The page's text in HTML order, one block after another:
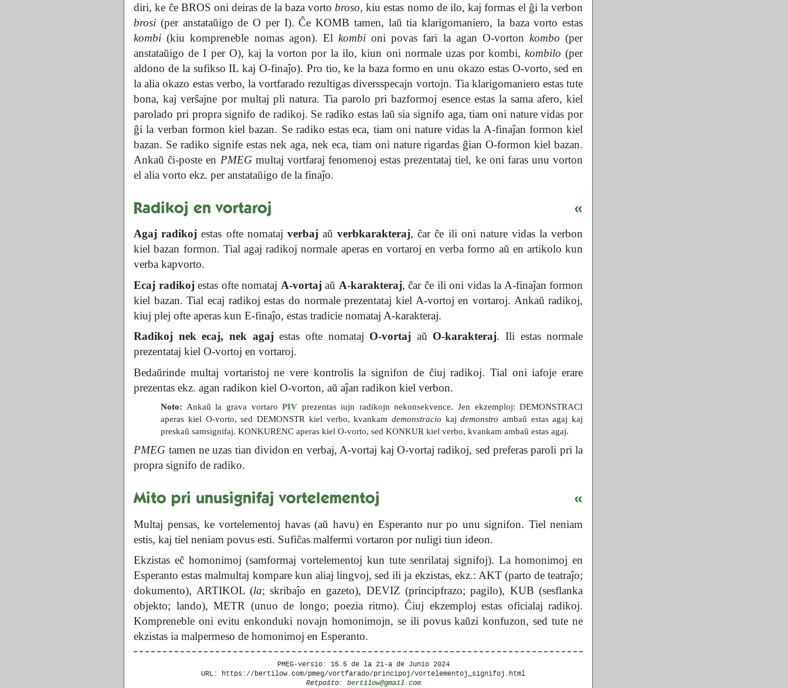
diri, ke ĉe BROS oni deiras de la baza vortobroso, kiu estas nomo de ilo, kaj formas el ĝi la verbon
brosi (per anstataŭigo de O per I). Ĉe KOMB tamen, laŭ tia klarigomaniero, la baza vorto estas
kombi (kiu kompreneble nomas agon). Elkombi oni povas fari la agan O-vortonkombo (per
anstataŭigo de I per O), kaj la vorton por la ilo, kiun oni normale uzas por kombi,kombilo (per
aldono de la sufikso IL kaj O-finaĵo). Pro tio, ke la baza formo en unu okazo estas O-vorto, sed en
la alia okazo estas verbo, la vortfarado rezultigas diversspecajn vortojn. Tia klarigomaniero estas tute
bona, kaj verŝajne por multaj pli natura. Tia parolo pri bazformoj esence estas la sama afero, kiel
parolado pri propra signifo de radikoj. Se radiko estas laŭ sia signifo aga, tiam oni nature vidas por
ĝi la verban formon kiel bazan. Se radiko estas eca, tiam oni nature vidas la A-finaĵan formon kiel
bazan. Se radiko signife estas nek aga, nek eca, tiam oni nature rigardas ĝian O-formon kiel bazan.
Ankaŭ ĉi-poste en PMEGmultaj vortfaraj fenomenoj estas prezentataj tiel, ke oni faras unu vorton
el alia vorto ekz. per anstataŭigo de la finaĵo.
Radikoj en vortaroj «
Agaj radikoj estas ofte nomataj verbaj aŭverbkarakteraj, ĉar ĉe ili oni nature vidas la verbon
kiel bazan formon. Tial agaj radikoj normale aperas en vortaroj en verba formo aŭ en artikolo kun
verba kapvorto.
Ecaj radikoj estas ofte nomataj A-vortaj aŭ A-karakteraj, ĉar ĉe ili oni vidas la A-finaĵan formon
kiel bazan. Tial ecaj radikoj estas do normale prezentataj kiel A-vortoj en vortaroj. Ankaŭ radikoj,
kiuj plej ofte aperas kun E-finaĵo, estas tradicie nomataj A-karakteraj.
Radikoj nek ecaj, nek agaj estas ofte nomataj O-vortaj aŭ O-karakteraj. Ili estas normale
prezentataj kiel O-vortoj en vortaroj.
Bedaŭrinde multaj vortaristoj ne vere kontrolis la signifon de ĉiuj radikoj. Tial oni iafoje erare
prezentas ekz. agan radikon kiel O-vorton, aŭ aĵan radikon kiel verbon.
Noto: Ankaŭ la grava vortaroPIV prezentas iujn radikojn nekonsekvence. Jen ekzemploj: DEMONSTRACI
aperas kiel O-vorto, sed DEMONSTR kiel verbo, kvankam demonstracio kajdemonstro ambaŭ estas agaj kaj
preskaŭ samsignifaj. KONKURENC aperas kiel O-vorto, sed KONKUR kiel verbo, kvankam ambaŭ estas agaj.
PMEG tamen ne uzas tian dividon en verbaj, A-vortaj kaj O-vortaj radikoj, sed preferas paroli pri la
propra signifo de radiko.
Mito pri unusignifaj vortelementoj «
Multaj pensas, ke vortelementoj havas (aŭ havu) en Esperanto nur po unu signifon. Tiel neniam
estis, kaj tiel neniam povus esti. Sufiĉas malfermi vortaron por nuligi tiun ideon.
Ekzistas eĉ homonimoj (samformaj vortelementoj kun tute senrilataj signifoj). La homonimoj en
Esperanto estas malmultaj kompare kun aliaj lingvoj, sed ili ja ekzistas, ekz.: AKT (parto de teatraĵo;
dokumento), ARTIKOL (la; skribaĵo en gazeto), DEVIZ (principfrazo; pagilo), KUB (sesflanka
objekto; lando), METR (unuo de longo; poezia ritmo). Ĉiuj ekzemploj estas oficialaj radikoj.
Kompreneble oni evitu enkonduki novajn homonimojn, se ili povus kaŭzi konfuzon, sed tute ne
ekzistas ia malpermeso de homonimoj en Esperanto.
PMEG-versio: 15.5 de la 21-a de Junio 2024
URL: https://bertilow.com/pmeg/vortfarado/principoj/vortelementoj_signifoj.html
Retpoŝto: bertilow@gmail.com